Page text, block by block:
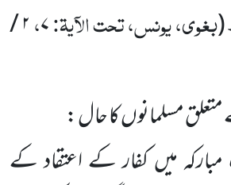
(بغوی، یونس، تحت الآیۃ:۷، ۲ /
مسلمانوں کا حال :
میں کفار کے اعتقاد کے